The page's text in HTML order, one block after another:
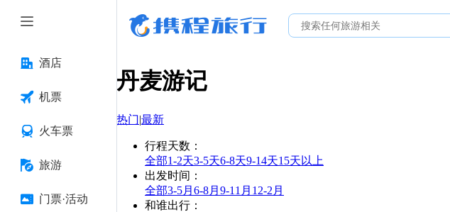
酒店
机票
火车票
旅游
门票·活动
丹麦游记
热门|最新
行程天数 ：
全部1-2天3-5天6-8天9-14天15天以上
出发时间 ：
全部3-5月 6-8月 9-11月 12-2月
和谁出行 ：